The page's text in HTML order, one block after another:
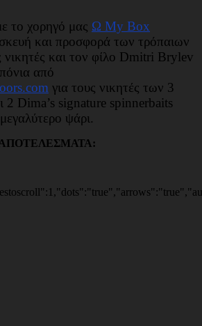
το χορηγό μας Ω My Box
και προσφορά των τρόπαιων
και τον φίλο Dmitri Brylev
από
για τους νικητές των 3
Dima’s signature spinnerbaits
ψάρι.